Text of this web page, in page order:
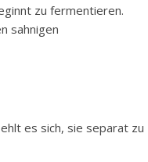
zu fermentieren.
sahnigen
es sich, sie separat zu